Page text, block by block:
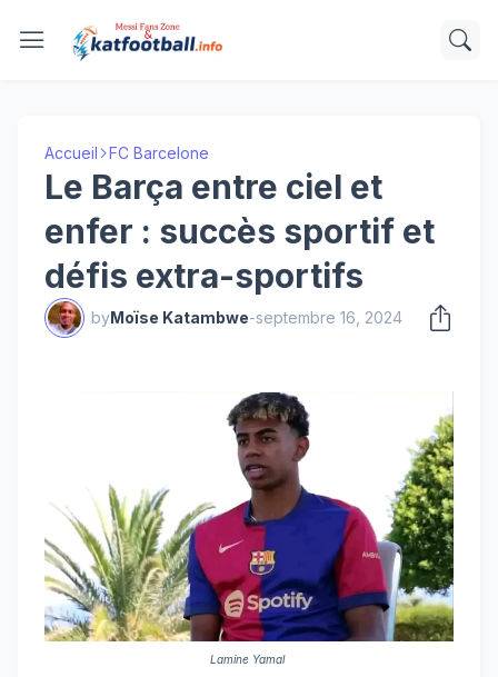
Accueil FC Barcelone
Le Barça entre ciel et
enfer : succès sportif et
défis extra-sportifs
byMoïse Katambwe-septembre 16, 2024
Lamine Yamal